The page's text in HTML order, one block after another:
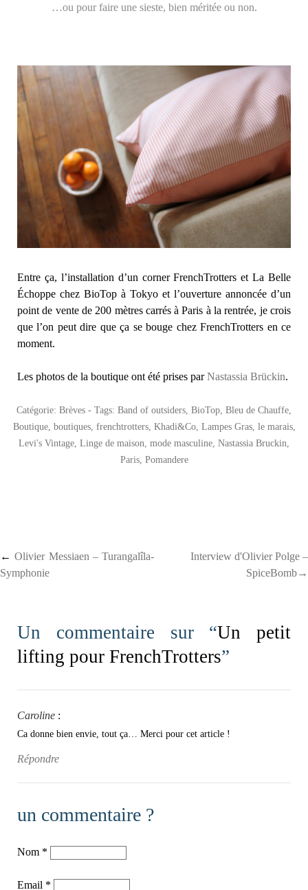
…ou pour faire une sieste, bien méritée ou non.
Entre ça, l’installation d’un corner FrenchTrotters et La Belle
Échoppe chez BioTop à Tokyo et l’ouverture annoncée d’un
point de vente de 200 mètres carrés à Paris à la rentrée, je crois
que l’on peut dire que ça se bouge chez FrenchTrotters en ce
moment.
Les photos de la boutique ont été prises parNastassia Brückin.
Catégorie: Brèves - Tags: Band of outsiders BioTop Bleu de Chauffe
Boutique, boutiques, frenchtrotters, Khadi&Co, Lampes Gras, le marais,
Levi's Vintage Linge de maison mode masculine Nastassia Bruckin
Paris, Pomandere
Post navigation
← Olivier Messiaen – Turangalîla-
Symphonie
Interview d'Olivier Polge –
SpiceBomb→
Un commentaire sur “Un petit
lifting pour FrenchTrotters”
Caroline :
Ca donne bien envie, tout ça… Merci pour cet article !
Répondre
un commentaire ?
Nom *
Email *